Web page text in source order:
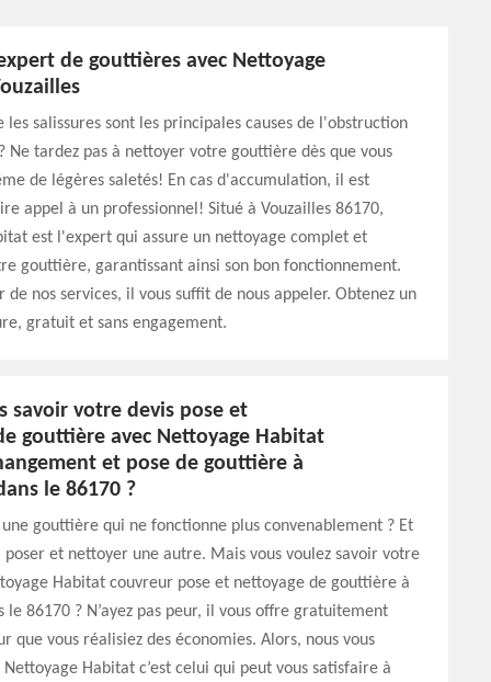
de gouttières avec Nettoyage
les salissures sont les principales causes de l'obstruction
Ne tardez pas à nettoyer votre gouttière dès que vous
de légères saletés! En cas d'accumulation, il est
appel à un professionnel! Situé à Vouzailles 86170,
est l'expert qui assure un nettoyage complet et
gouttière, garantissant ainsi son bon fonctionnement.
de nos services, il vous suffit de nous appeler. Obtenez un
gratuit et sans engagement.
savoir votre devis pose et
gouttière avec Nettoyage Habitat
et pose de gouttière à
le 86170 ?
une gouttière qui ne fonctionne plus convenablement ? Et
poser et nettoyer une autre. Mais vous voulez savoir votre
Habitat couvreur pose et nettoyage de gouttière à
le 86170 ? N’ayez pas peur, il vous offre gratuitement
que vous réalisiez des économies. Alors, nous vous
Habitat c’est celui qui peut vous satisfaire à